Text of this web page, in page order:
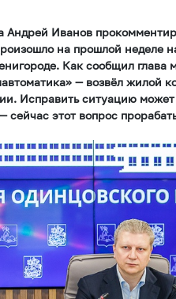
Андрей Иванов
на прошлой неделе
Как сообщил глава
— возвёл жилой
Исправить ситуацию может
сейчас этот вопрос